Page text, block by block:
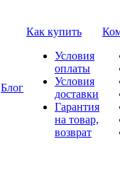
Блог
Как купить
Условия
оплаты
Условия
доставки
Гарантия
на товар,
возврат